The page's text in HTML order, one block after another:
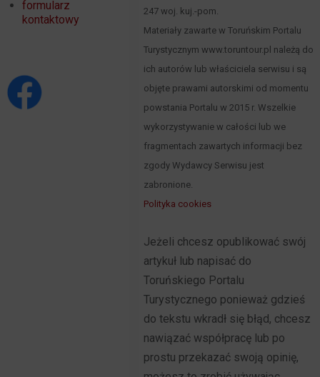
formularz
kontaktowy
247 woj. kuj.-pom.
Materiały zawarte w Toruńskim Portalu
Turystycznym www.toruntour.pl należą do
ich autorów lub właściciela serwisu i są
objęte prawami autorskimi od momentu
powstania Portalu w 2015 r. Wszelkie
wykorzystywanie w całości lub we
fragmentach zawartych informacji bez
zgody Wydawcy Serwisu jest
zabronione.
Polityka cookies
Jeżeli chcesz opublikować swój
artykuł lub napisać do
Toruńskiego Portalu
Turystycznego ponieważ gdzieś
do tekstu wkradł się błąd, chcesz
nawiązać współpracę lub po
prostu przekazać swoją opinię,